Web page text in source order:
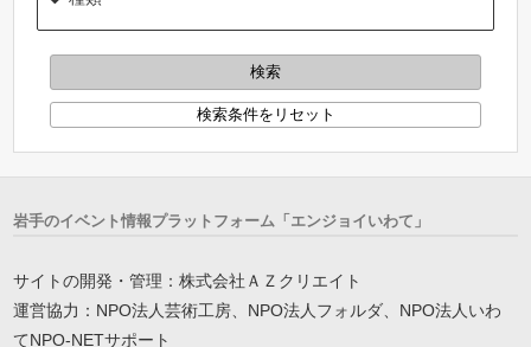
岩手のイベント情報プラットフォーム「エンジョイいわて」
サイトの開発・管理：株式会社ＡＺクリエイト
運営協力：NPO法人芸術工房、NPO法人フォルダ、NPO法人いわ
てNPO-NETサポート